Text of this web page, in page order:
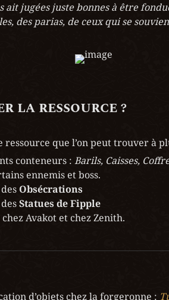
ait jugées juste bonnes à être
des parias, de ceux qui se
la ressource ?
ressource que l’on peut trouver à
conteneurs : Barils, Caisses,
ennemis et boss.
Obsécrations
Statues de Fipple
chez Avakot et chez Zenith.
d’objets chez la forgeronne :